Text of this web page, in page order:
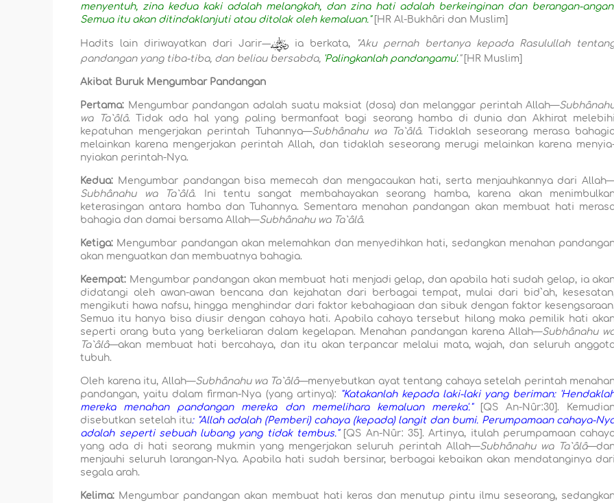
menyentuh, zina kedua kaki adalah melangkah, dan zina hati adalah berkeinginan dan berangan-
Semua itu akan ditindaklanjuti atau ditolak oleh kemaluan." [HR Al-Bukhâri dan Muslim]
Hadits lain diriwayatkan dari Jarir— ia berkata,
"Aku pernah bertanya kepada Rasulullah
pandangan yang tiba-tiba, dan beliau bersabda, 'Palingkanlah pandangamu'. " [HR Muslim]
Akibat Buruk Mengumbar Pandangan
Pertama: Mengumbar pandangan adalah suatu maksiat (dosa) dan melanggar perintah Allah—
wa Ta`âlâ. Tidak ada hal yang paling bermanfaat bagi seorang hamba di dunia dan Akhirat melebihi
kepatuhan mengerjakan perintah Tuhannya—Subhânahu wa Ta`âlâ. Tidaklah seseorang merasa
melainkan karena mengerjakan perintah Allah, dan tidaklah seseorang merugi melainkan karena
nyiakan perintah-Nya.
Kedua: Mengumbar pandangan bisa memecah dan mengacaukan hati, serta menjauhkannya dari
Subhânahu wa Ta`âlâ. Ini tentu sangat membahayakan seorang hamba, karena akan
keterasingan antara hamba dan Tuhannya. Sementara menahan pandangan akan membuat hati
bahagia dan damai bersama Allah—Subhânahu wa Ta`âlâ.
Ketiga: Mengumbar pandangan akan melemahkan dan menyedihkan hati, sedangkan menahan
akan menguatkan dan membuatnya bahagia.
Keempat: Mengumbar pandangan akan membuat hati menjadi gelap, dan apabila hati sudah gelap, ia
didatangi oleh awan-awan bencana dan kejahatan dari berbagai tempat, mulai dari bid`ah,
mengikuti hawa nafsu, hingga menghindar dari faktor kebahagiaan dan sibuk dengan faktor kesengsaraan.
Semua itu hanya bisa diusir dengan cahaya hati. Apabila cahaya tersebut hilang maka pemilik hati
seperti orang buta yang berkeliaran dalam kegelapan. Menahan pandangan karena Allah—Subhânahu
Ta`âlâ—akan membuat hati bercahaya, dan itu akan terpancar melalui mata, wajah, dan seluruh
tubuh.
Oleh karena itu, Allah—Subhânahu wa Ta`âlâ—menyebutkan ayat tentang cahaya setelah perintah
pandangan, yaitu dalam firman-Nya (yang artinya): "Katakanlah kepada laki-laki yang beriman:
mereka menahan pandangan mereka dan memelihara kemaluan mereka'."
[QS An-Nûr:30].
disebutkan setelah itu: "Allah adalah (Pemberi) cahaya (kepada) langit dan bumi. Perumpamaan cahaya-
adalah seperti sebuah lubang yang tidak tembus." [QS An-Nûr: 35]. Artinya, itulah perumpamaan
yang ada di hati seorang mukmin yang mengerjakan seluruh perintah Allah—Subhânahu wa Ta`âlâ
menjauhi seluruh larangan-Nya. Apabila hati sudah bersinar, berbagai kebaikan akan mendatanginya dari
segala arah.
Kelima: Mengumbar pandangan akan membuat hati keras dan menutup pintu ilmu seseorang,